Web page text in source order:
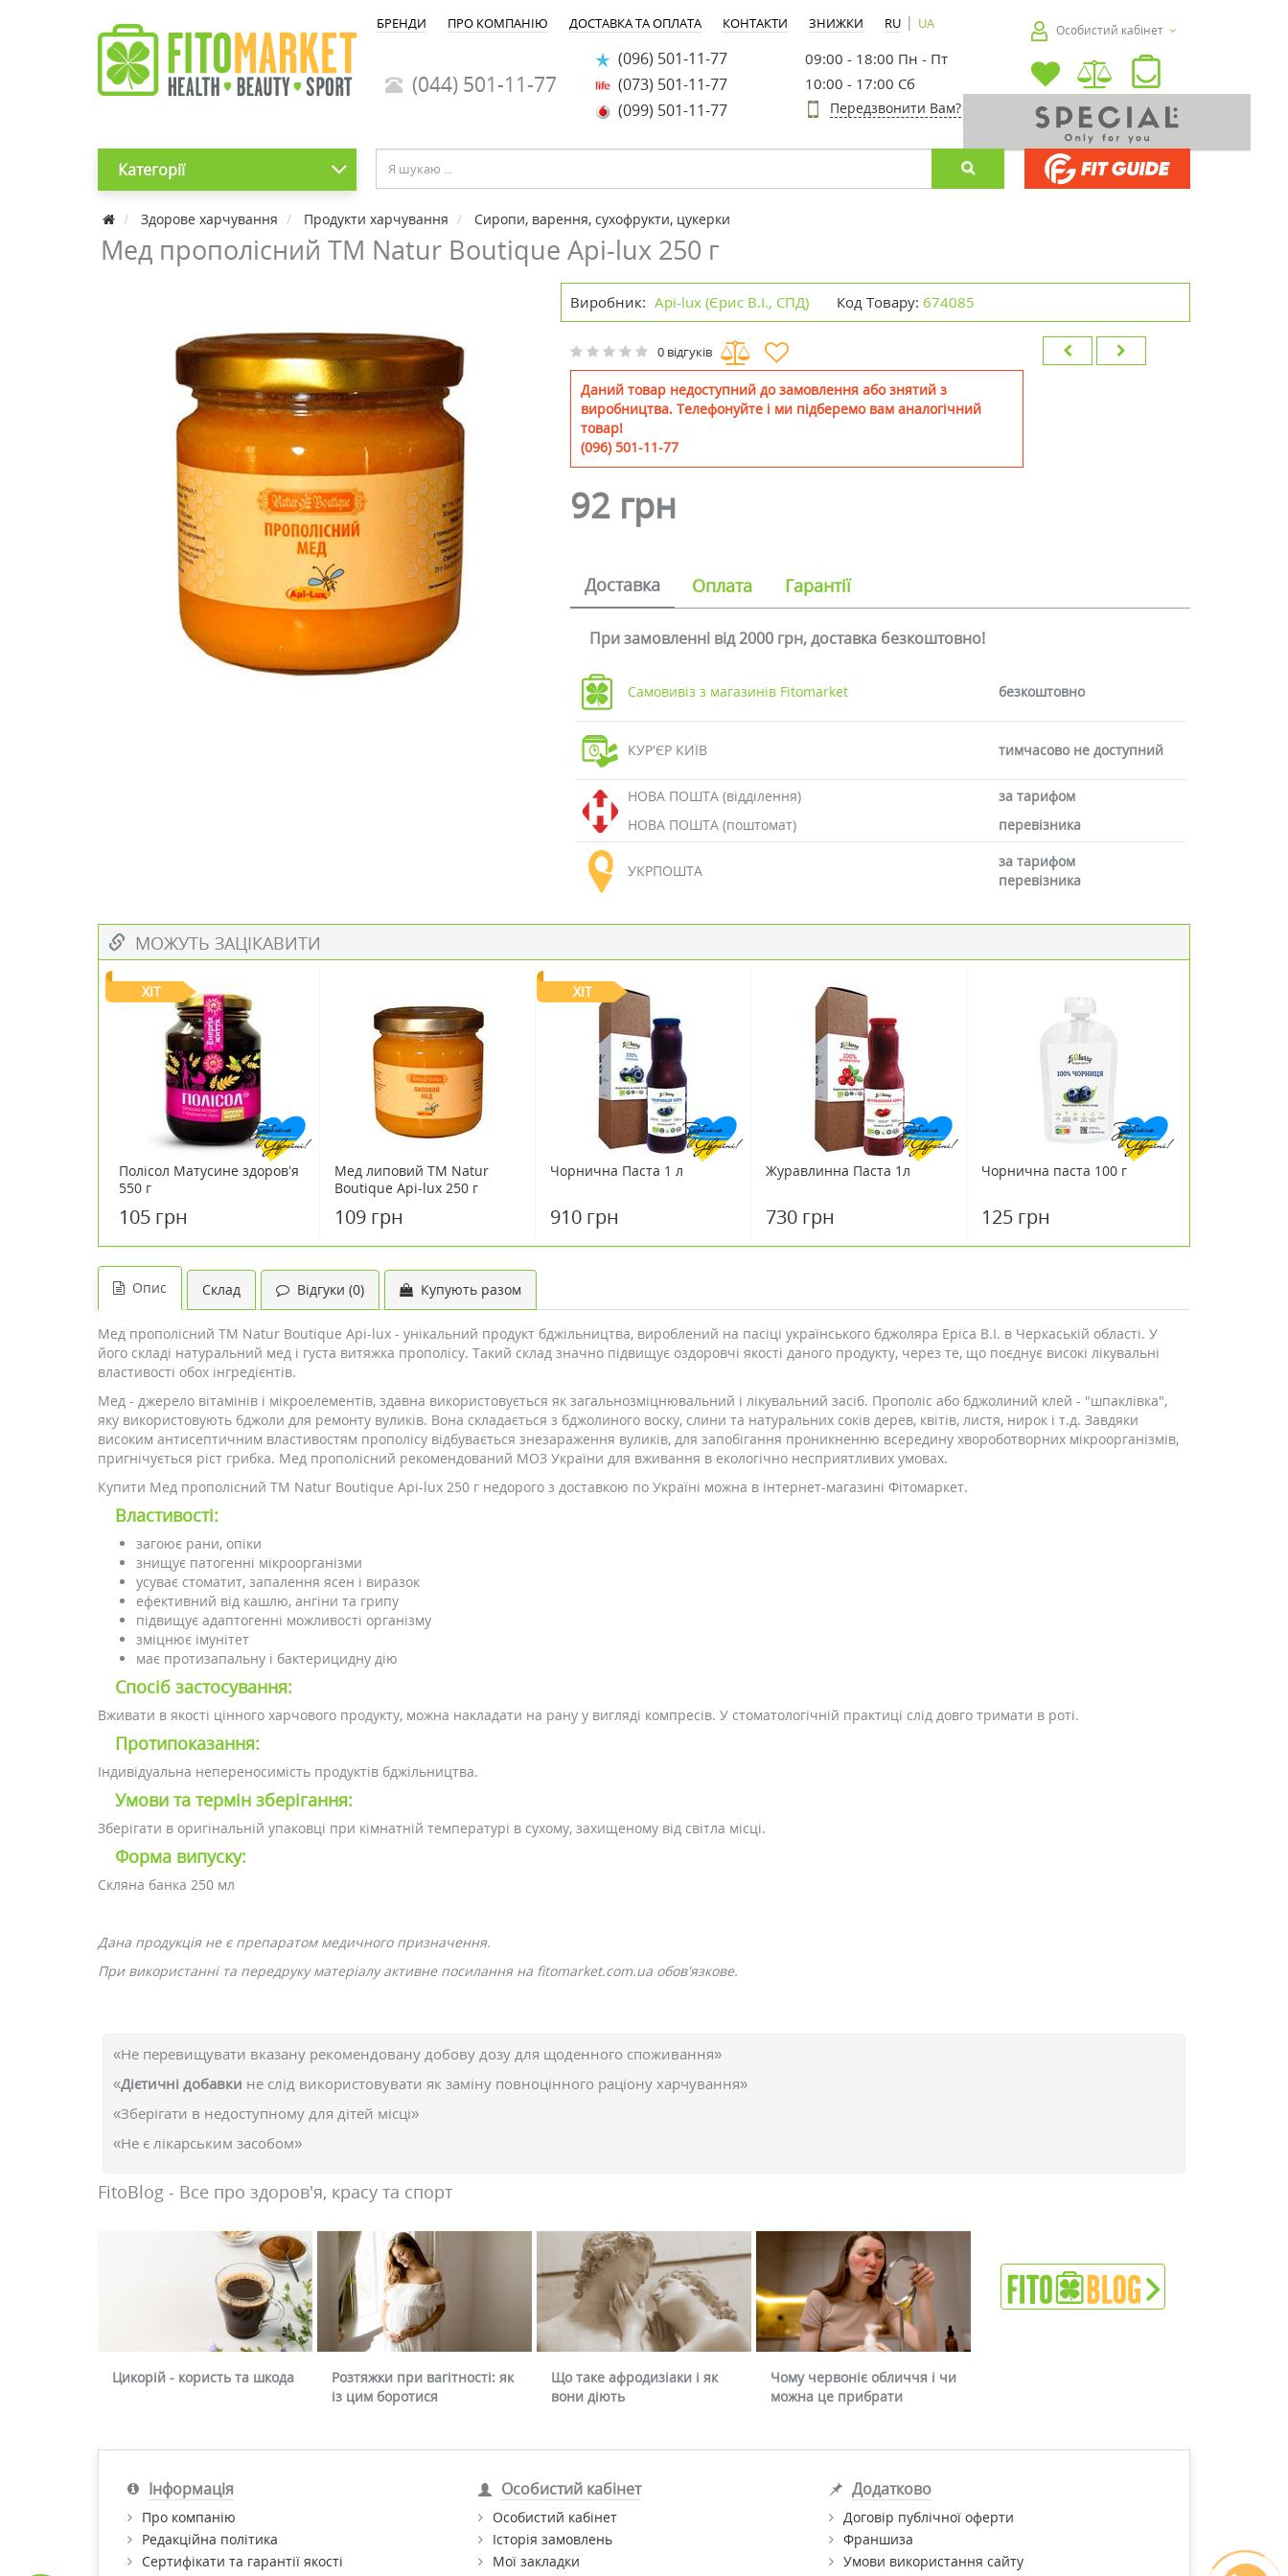
БРЕНДИ ПРО КОМПАНІЮ ДОСТАВКА ТА ОПЛАТА КОНТАКТИ ЗНИЖКИ RU | UA
(044) 501-11-77
(096) 501-11-77
(073) 501-11-77
(099) 501-11-77
09:00 - 18:00 Пн - Пт
10:00 - 17:00 Сб
Передзвонити Вам?
Особистий кабінет
Категорії
Здорове харчування Продукти харчування Сиропи, варення, сухофрукти, цукерки
Мед прополісний ТМ Natur Boutique Api-lux 250 г
Виробник: Api-lux (Єрис В.І., СПД) Код Товару: 674085
0 відгуків
Даний товар недоступний до замовлення або знятий з
виробництва. Телефонуйте і ми підберемо вам аналогічний
товар!
(096) 501-11-77
92 грн
Доставка Оплата Гарантії
При замовленні від 2000 грн, доставка безкоштовно!
Самовивіз з магазинів Fitomarket безкоштовно
КУР'ЄР КИЇВ тимчасово не доступний
НОВА ПОШТА (відділення)
за тарифом
НОВА ПОШТА (поштомат)
перевізника
УКРПОШТА
за тарифом
перевізника
МОЖУТЬ ЗАЦІКАВИТИ
ХІТ
Полісол Матусине здоров’я
550 г
105 грн
Мед липовий ТМ Natur
Boutique Api-lux 250 г
109 грн
ХІТ
Чорнична Паста 1 л
910 грн
Журавлинна Паста 1л
730 грн
Чорнична паста 100 г
125 грн
Опис Склад Відгуки (0) Купують разом
Мед прополісний ТМ Natur Boutique Api-lux - унікальний продукт бджільництва, вироблений на пасіці українського бджоляра Еріса В.І. в Черкаській області. У
його складі натуральний мед і густа витяжка прополісу. Такий склад значно підвищує оздоровчі якості даного продукту, через те, що поєднує високі лікувальні
властивості обох інгредієнтів.
Мед - джерело вітамінів і мікроелементів, здавна використовується як загальнозміцнювальний і лікувальний засіб. Прополіс або бджолиний клей - "шпаклівка",
яку використовують бджоли для ремонту вуликів. Вона складається з бджолиного воску, слини та натуральних соків дерев, квітів, листя, нирок і т.д. Завдяки
високим антисептичним властивостям прополісу відбувається знезараження вуликів, для запобігання проникненню всередину хвороботворних мікроорганізмів,
пригнічується ріст грибка. Мед прополісний рекомендований МОЗ України для вживання в екологічно несприятливих умовах.
Купити Мед прополісний ТМ Natur Boutique Api-lux 250 г недорого з доставкою по Україні можна в інтернет-магазині Фітомаркет.
Властивості:
загоює рани, опіки
знищує патогенні мікроорганізми
усуває стоматит, запалення ясен і виразок
ефективний від кашлю, ангіни та грипу
підвищує адаптогенні можливості організму
зміцнює імунітет
має протизапальну і бактерицидну дію
Спосіб застосування:
Вживати в якості цінного харчового продукту, можна накладати на рану у вигляді компресів. У стоматологічній практиці слід довго тримати в роті.
Протипоказання:
Індивідуальна непереносимість продуктів бджільництва.
Умови та термін зберігання:
Зберігати в оригінальній упаковці при кімнатній температурі в сухому, захищеному від світла місці.
Форма випуску:
Скляна банка 250 мл
Дана продукція не є препаратом медичного призначення.
При використанні та передруку матеріалу активне посилання на fitomarket.com.ua обов'язкове.
«Не перевищувати вказану рекомендовану добову дозу для щоденного споживання»
«Дієтичні добавки не слід використовувати як заміну повноцінного раціону харчування»
«Зберігати в недоступному для дітей місці»
«Не є лікарським засобом»
FitoBlog - Все про здоров'я, красу та спорт
Цикорій - користь та шкода
Розтяжки при вагітності: як
із цим боротися
Що таке афродизіаки і як
вони діють
Чому червоніє обличчя і чи
можна це прибрати
Інформація
Про компанію
Редакційна політика
Сертифікати та гарантії якості
Особистий кабінет
Особистий кабінет
Історія замовлень
Мої закладки
Додатково
Договір публічної оферти
Франшиза
Умови використання сайту